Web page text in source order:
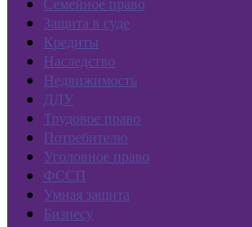
Защита в суде
Кредиты
Наследство
Недвижимость
ДДУ
Трудовое право
Потребителю
Уголовное право
ФССП
Умная защита
Бизнесу